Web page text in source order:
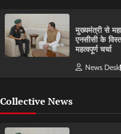
मुख्यमंत्री से
एनसीसी के
महत्वपूर्ण चर्चा
News Desk
Collective News